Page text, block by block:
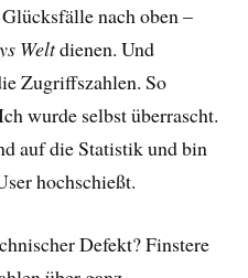
nach oben –
Weltdienen. Und
Zugriffszahlen. So
wurde selbst überrascht.
auf die Statistik und bin
hochschießt.
Defekt? Finstere